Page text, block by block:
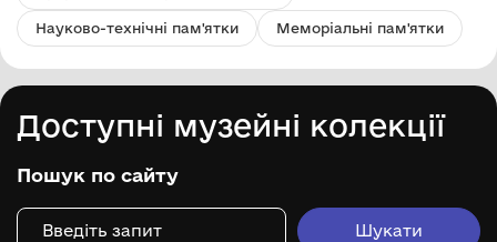
Науково-технічні пам'ятки Меморіальні пам'ятки
Доступні музейні колекції
Пошук по сайту